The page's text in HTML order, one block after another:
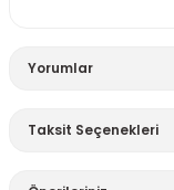
Yorumlar
Taksit Seçenekleri